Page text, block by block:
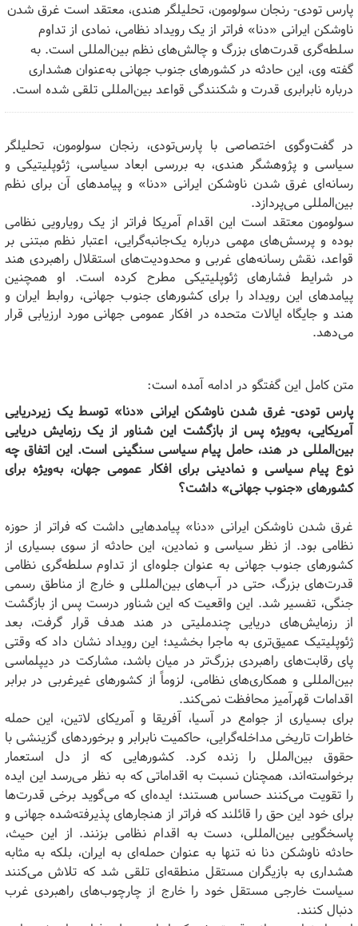
پارس تودی- رنجان سولومون، تحلیلگر هندی، معتقد است غرق شدن
ناوشکن ایرانی «دنا» فراتر از یک رویداد نظامی، نمادی از تداوم
سلطه‌گری قدرت‌های بزرگ و چالش‌های نظم بین‌المللی است. به
گفته وی، این حادثه در کشورهای جنوب جهانی به‌عنوان هشداری
درباره نابرابری قدرت و شکنندگی قواعد بین‌المللی تلقی شده است.
در گفت‌وگوی اختصاصی با پارس‌تودی، رنجان سولومون، تحلیلگر
سیاسی و پژوهشگر هندی، به بررسی ابعاد سیاسی، ژئوپلیتیکی و
رسانه‌ای غرق شدن ناوشکن ایرانی «دنا» و پیامدهای آن برای نظم
بین‌المللی می‌پردازد.
سولومون معتقد است این اقدام آمریکا فراتر از یک رویارویی نظامی
بوده و پرسش‌های مهمی درباره یک‌جانبه‌گرایی، اعتبار نظم مبتنی بر
قواعد، نقش رسانه‌های غربی و محدودیت‌های استقلال راهبردی هند
در شرایط فشارهای ژئوپلیتیکی مطرح کرده است. او همچنین
پیامدهای این رویداد را برای کشورهای جنوب جهانی، روابط ایران و
هند و جایگاه ایالات متحده در افکار عمومی جهانی مورد ارزیابی قرار
می‌دهد.
متن کامل این گفتگو در ادامه آمده است:
پارس تودی- غرق شدن ناوشکن ایرانی «دنا» توسط یک زیردریایی
آمریکایی، به‌ویژه پس از بازگشت این شناور از یک رزمایش دریایی
بین‌المللی در هند، حامل پیام سیاسی سنگینی است. این اتفاق چه
نوع پیام سیاسی و نمادینی برای افکار عمومی جهان، به‌ویژه برای
کشورهای «جنوب جهانی» داشت؟
غرق شدن ناوشکن ایرانی «دنا» پیامدهایی داشت که فراتر از حوزه
نظامی بود. از نظر سیاسی و نمادین، این حادثه از سوی بسیاری از
کشورهای جنوب جهانی به عنوان جلوه‌ای از تداوم سلطه‌گری نظامی
قدرت‌های بزرگ، حتی در آب‌های بین‌المللی و خارج از مناطق رسمی
جنگی، تفسیر شد. این واقعیت که این شناور درست پس از بازگشت
از رزمایش‌های دریایی چندملیتی در هند هدف قرار گرفت، بعد
ژئوپلیتیک عمیق‌تری به ماجرا بخشید؛ این رویداد نشان داد که وقتی
پای رقابت‌های راهبردی بزرگ‌تر در میان باشد، مشارکت در دیپلماسی
بین‌المللی و همکاری‌های نظامی، لزوماً از کشورهای غیرغربی در برابر
اقدامات قهرآمیز محافظت نمی‌کند.
برای بسیاری از جوامع در آسیا، آفریقا و آمریکای لاتین، این حمله
خاطرات تاریخی مداخله‌گرایی، حاکمیت نابرابر و برخوردهای گزینشی با
حقوق بین‌الملل را زنده کرد. کشورهایی که از دل استعمار
برخواسته‌اند، همچنان نسبت به اقداماتی که به نظر می‌رسد این ایده
را تقویت می‌کنند حساس هستند؛ ایده‌ای که می‌گوید برخی قدرت‌ها
برای خود این حق را قائلند که فراتر از هنجارهای پذیرفته‌شده جهانی و
پاسخگویی بین‌المللی، دست به اقدام نظامی بزنند. از این حیث،
حادثه ناوشکن دنا نه تنها به عنوان حمله‌ای به ایران، بلکه به مثابه
هشداری به بازیگران مستقل منطقه‌ای تلقی شد که تلاش می‌کنند
سیاست خارجی مستقل خود را خارج از چارچوب‌های راهبردی غرب
دنبال کنند.